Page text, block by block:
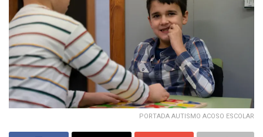
PORTADA AUTISMO ACOSO ESCOLAR